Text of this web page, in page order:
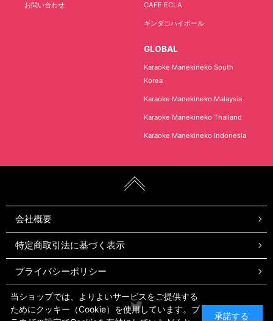
お問い合わせ CAFE ECLA
ギンダコハイボール
GLOBAL
Karaoke Manekineko South
Korea
Karaoke Manekineko Malaysia
Karaoke Manekineko Thailand
Karaoke Manekineko Indonesia
会社概要
特定商取引法に基づく表示
プライバシーポリシー
Twitter
当ショップでは、よりよいサービスをご提供する
ためにクッキー（Cookie）を使用しています。ブ
承諾する